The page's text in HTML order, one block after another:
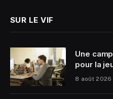
SUR LE VIF
Une
pour la
8 août 2026